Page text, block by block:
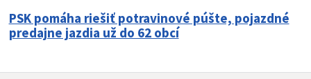
PSK pomáha riešiť potravinové púšte, pojazdné
predajne jazdia už do 62 obcí